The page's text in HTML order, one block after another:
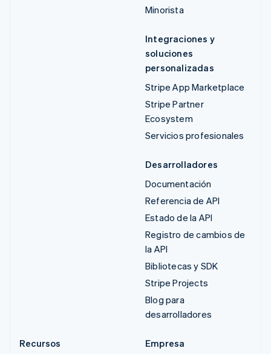
Minorista
Integraciones y
soluciones
personalizadas
Stripe App Marketplace
Stripe Partner
Ecosystem
Servicios profesionales
Desarrolladores
Documentación
Referencia de API
Estado de la API
Registro de cambios de
la API
Bibliotecas y SDK
Stripe Projects
Blog para
desarrolladores
Recursos
Empresa